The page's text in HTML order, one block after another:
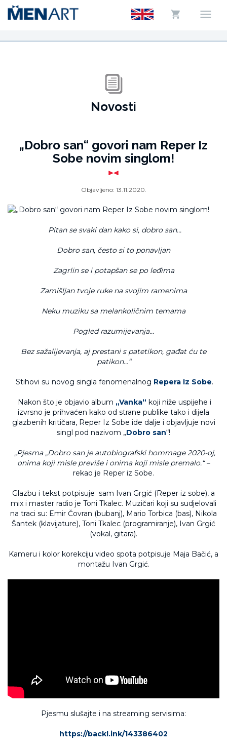
Novosti
„Dobro san“ govori nam Reper Iz
Sobe novim singlom!
Objavljeno: 13.11.2020.
Pitan se svaki dan kako si, dobro san...
Dobro san, često si to ponavljan
Zagrlin se i potapšan se po leđima
Zamišljan tvoje ruke na svojim ramenima
Neku muziku sa melankoličnim temama
Pogled razumijevanja...
Bez sažalijevanja, aj prestani s patetikon, gađat ću te
patikon...“
Stihovi su novog singla fenomenalnog Repera Iz Sobe.
Nakon što je objavio album „Vanka“ koji niže uspijehe i
izvrsno je prihvaćen kako od strane publike tako i dijela
glazbenih kritičara, Reper Iz Sobe ide dalje i objavljuje novi
singl pod nazivom „Dobro san“!
„Pjesma „Dobro san je autobiografski hommage 2020-oj,
onima koji misle previše i onima koji misle premalo.“ –
rekao je Reper iz Sobe.
Glazbu i tekst potpisuje sam Ivan Grgić (Reper iz sobe), a
mix i master radio je Toni Tkalec. Muzičari koji su sudjelovali
na traci su: Emir Čovran (bubanj), Mario Torbica (bas), Nikola
Šantek (klavijature), Toni Tkalec (programiranje), Ivan Grgić
(vokal, gitara).
Kameru i kolor korekciju video spota potpisuje Maja Bačić, a
montažu Ivan Grgić.
Pjesmu slušajte i na streaming servisima:
https://backl.ink/143386402